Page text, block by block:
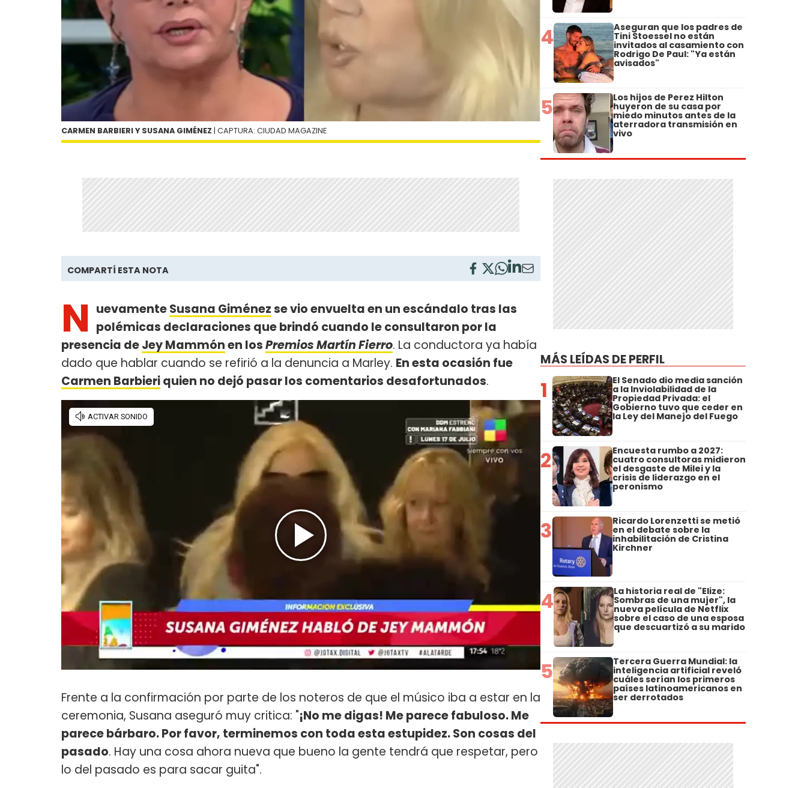
CARMEN BARBIERI Y SUSANA GIMÉNEZ | CAPTURA: CIUDAD MAGAZINE
COMPARTÍ ESTA NOTA
N uevamenteSusana Giménezse vio envuelta en un escándalo tras las
polémicas declaraciones que brindó cuando le consultaron por la
presencia deJey Mammónen losPremios Martín Fierro. La conductora ya había
dado que hablar cuando se refirió a la denuncia a Marley. En esta ocasión fue
Carmen Barbieriquien no dejó pasar los comentarios desafortunados.
Frente a la confirmación por parte de los noteros de que el músico iba a estar en la
ceremonia, Susana aseguró muy critica: "¡No me digas! Me parece fabuloso. Me
parece bárbaro. Por favor, terminemos con toda esta estupidez. Son cosas del
pasado. Hay una cosa ahora nueva que bueno la gente tendrá que respetar, pero
lo del pasado es para sacar guita".
4 Aseguran que los padres de
Tini Stoessel no están
invitados al casamiento con
Rodrigo De Paul: "Ya están
avisados"
5 Los hijos de Perez Hilton
huyeron de su casa por
miedo minutos antes de la
aterradora transmisión en
vivo
MÁS LEÍDAS DE PERFIL
1 El Senado dio media sanción
a la Inviolabilidad de la
Propiedad Privada: el
Gobierno tuvo que ceder en
la Ley del Manejo del Fuego
2 Encuesta rumbo a 2027:
cuatro consultoras midieron
el desgaste de Milei y la
crisis de liderazgo en el
peronismo
3 Ricardo Lorenzetti se metió
en el debate sobre la
inhabilitación de Cristina
Kirchner
4 La historia real de "Elize:
Sombras de una mujer", la
nueva película de Netflix
sobre el caso de una esposa
que descuartizó a su marido
5 Tercera Guerra Mundial: la
inteligencia artificial reveló
cuáles serían los primeros
países latinoamericanos en
ser derrotados